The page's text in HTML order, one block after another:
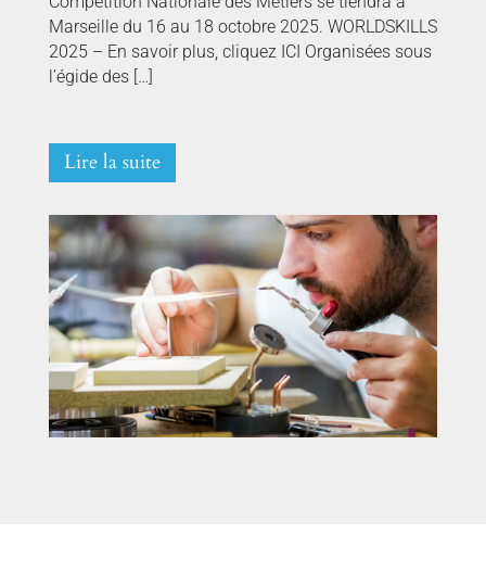
Marseille du 16 au 18 octobre 2025. WORLDSKILLS
2025 – En savoir plus, cliquez ICI Organisées sous
l’égide des […]
Lire la suite